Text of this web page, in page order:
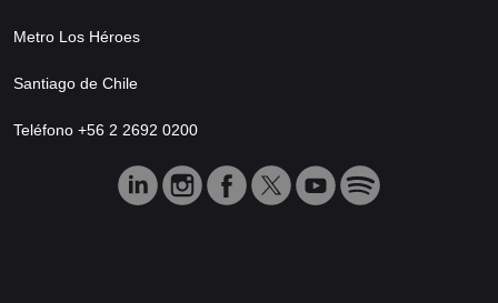
Metro Los Héroes
Santiago de Chile
Teléfono +56 2 2692 0200